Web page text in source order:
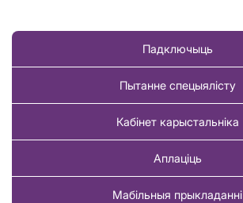
Падключыць
Пытанне спецыялісту
Кабінет карыстальніка
Аплаціць
Мабільныя прыкладанні